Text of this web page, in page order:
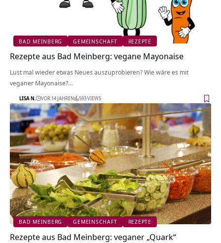
BAD MEINBERG GEMEINSCHAFT REZEPTE
Rezepte aus Bad Meinberg: vegane Mayonaise
Lust mal wieder etwas Neues auszuprobieren? Wie wäre es mit
veganer Mayonaise?…
LISA N. VOR 14 JAHREN 593 VIEWS
BAD MEINBERG GEMEINSCHAFT REZEPTE
Rezepte aus Bad Meinberg: veganer „Quark“